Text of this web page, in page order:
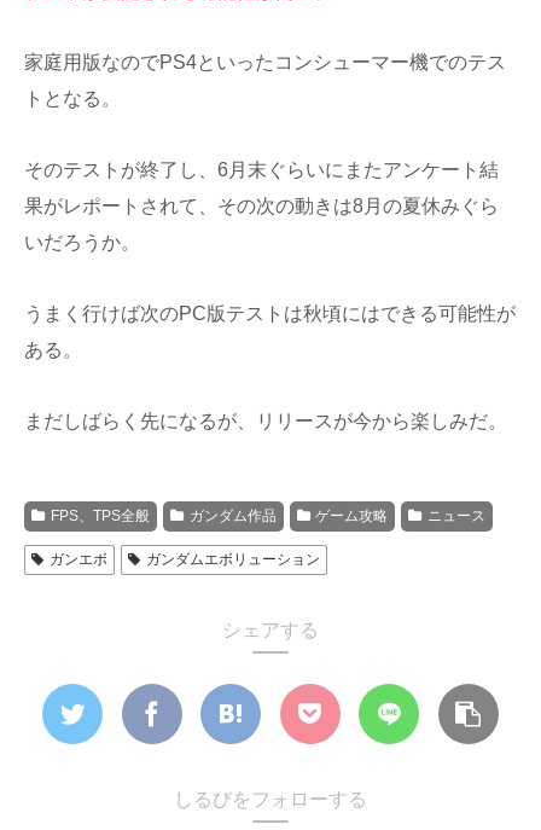
家庭用版なのでPS4といったコンシューマー機でのテス
トとなる。
そのテストが終了し、6月末ぐらいにまたアンケート結
果がレポートされて、その次の動きは8月の夏休みぐら
いだろうか。
うまく行けば次のPC版テストは秋頃にはできる可能性が
ある。
まだしばらく先になるが、リリースが今から楽しみだ。
FPS、TPS全般 ガンダム作品 ゲーム攻略 ニュース
ガンエボ ガンダムエボリューション
シェアする
しるびをフォローする